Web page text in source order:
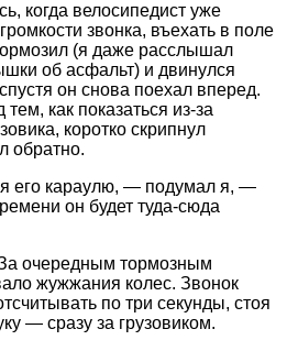
когда велосипедист уже
звонка, въехать в поле
(я даже расслышал
об асфальт) и двинулся
он снова поехал вперед.
как показаться из-за
коротко скрипнул
обратно.
я его караулю, — подумал я, —
он будет туда-сюда
очередным тормозным
жужжания колес. Звонок
по три секунды, стоя
— сразу за грузовиком.